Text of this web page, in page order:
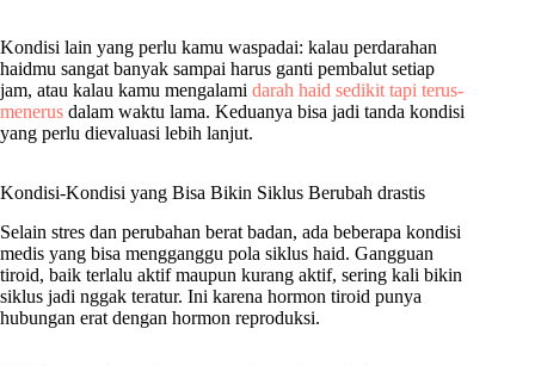
Kondisi lain yang perlu kamu waspadai: kalau perdarahan
haidmu sangat banyak sampai harus ganti pembalut setiap
jam, atau kalau kamu mengalami darah haid sedikit tapi terus-
menerus dalam waktu lama. Keduanya bisa jadi tanda kondisi
yang perlu dievaluasi lebih lanjut.
Kondisi-Kondisi yang Bisa Bikin Siklus Berubah drastis
Selain stres dan perubahan berat badan, ada beberapa kondisi
medis yang bisa mengganggu pola siklus haid. Gangguan
tiroid, baik terlalu aktif maupun kurang aktif, sering kali bikin
siklus jadi nggak teratur. Ini karena hormon tiroid punya
hubungan erat dengan hormon reproduksi.